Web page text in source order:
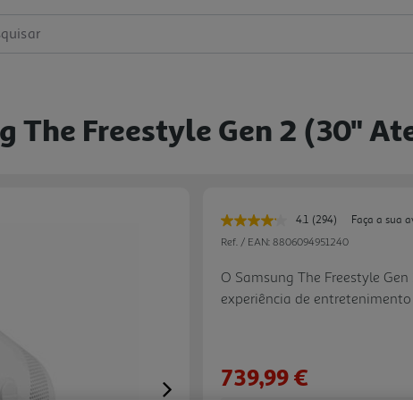
Freestyle Gen 2 (30"
4.1 Leu
294
Link
para
a
(294)
Faça a sua
Ref. / EAN: 8806094951240
O Samsung The Freestyle
experiência de
foco automático, nivelamento
739,99 €